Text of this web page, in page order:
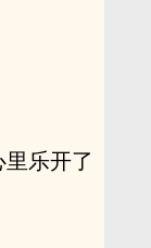
乐开了